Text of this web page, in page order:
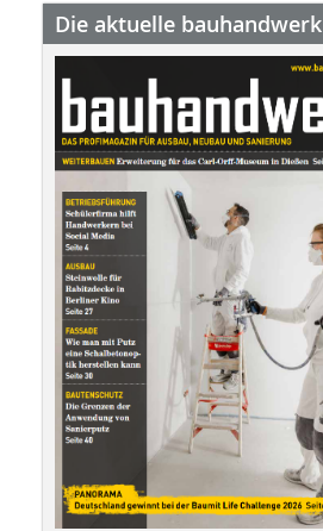
Die aktuelle bauhandwerk